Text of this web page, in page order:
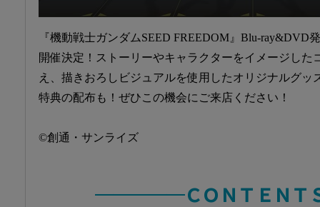
『機動戦士ガンダムSEED FREEDOM』Blu-ray&DVD
開催決定！ストーリーやキャラクターをイメージした
え、描きおろしビジュアルを使用したオリジナルグッ
特典の配布も！ぜひこの機会にご来店ください！
©︎創通・サンライズ
─────ＣＯＮＴＥＮ